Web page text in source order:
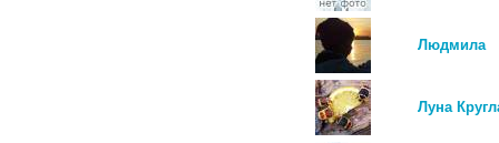
Людмила
Луна